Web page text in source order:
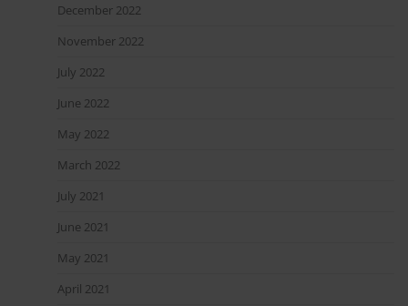
December 2022
November 2022
July 2022
June 2022
May 2022
March 2022
July 2021
June 2021
May 2021
April 2021